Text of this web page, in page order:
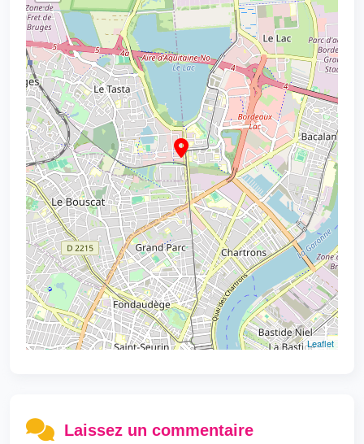
Leaflet
Laissez un commentaire